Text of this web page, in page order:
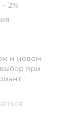
2%
и новом
при